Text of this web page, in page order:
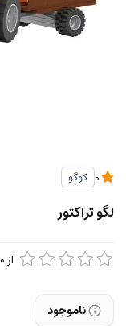
کوگو
لگو تراکتور
از 0
ناموجود